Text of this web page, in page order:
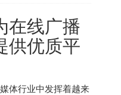
在线广播
供优质平
体行业中发挥着越来